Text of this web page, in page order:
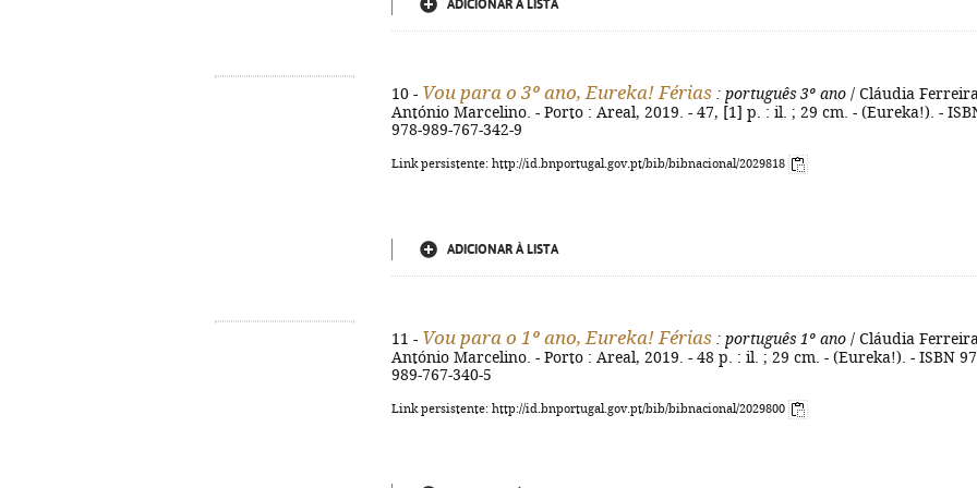
ADICIONAR À LISTA
10 - Vou para o 3º ano, Eureka! Férias : português 3º ano / Cláudia
António Marcelino. - Porto : Areal, 2019. - 47, [1] p. : il. ; 29 cm. - (Eureka!). -
978-989-767-342-9
Link persistente: http://id.bnportugal.gov.pt/bib/bibnacional/2029818
ADICIONAR À LISTA
11 - Vou para o 1º ano, Eureka! Férias : português 1º ano / Cláudia
António Marcelino. - Porto : Areal, 2019. - 48 p. : il. ; 29 cm. - (Eureka!). - ISBN
989-767-340-5
Link persistente: http://id.bnportugal.gov.pt/bib/bibnacional/2029800